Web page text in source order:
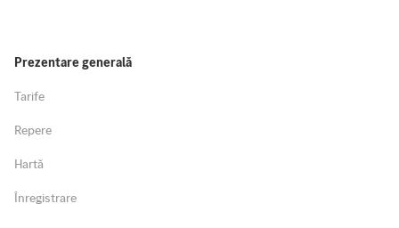
Prezentare generală
Tarife
Repere
Hartă
Înregistrare